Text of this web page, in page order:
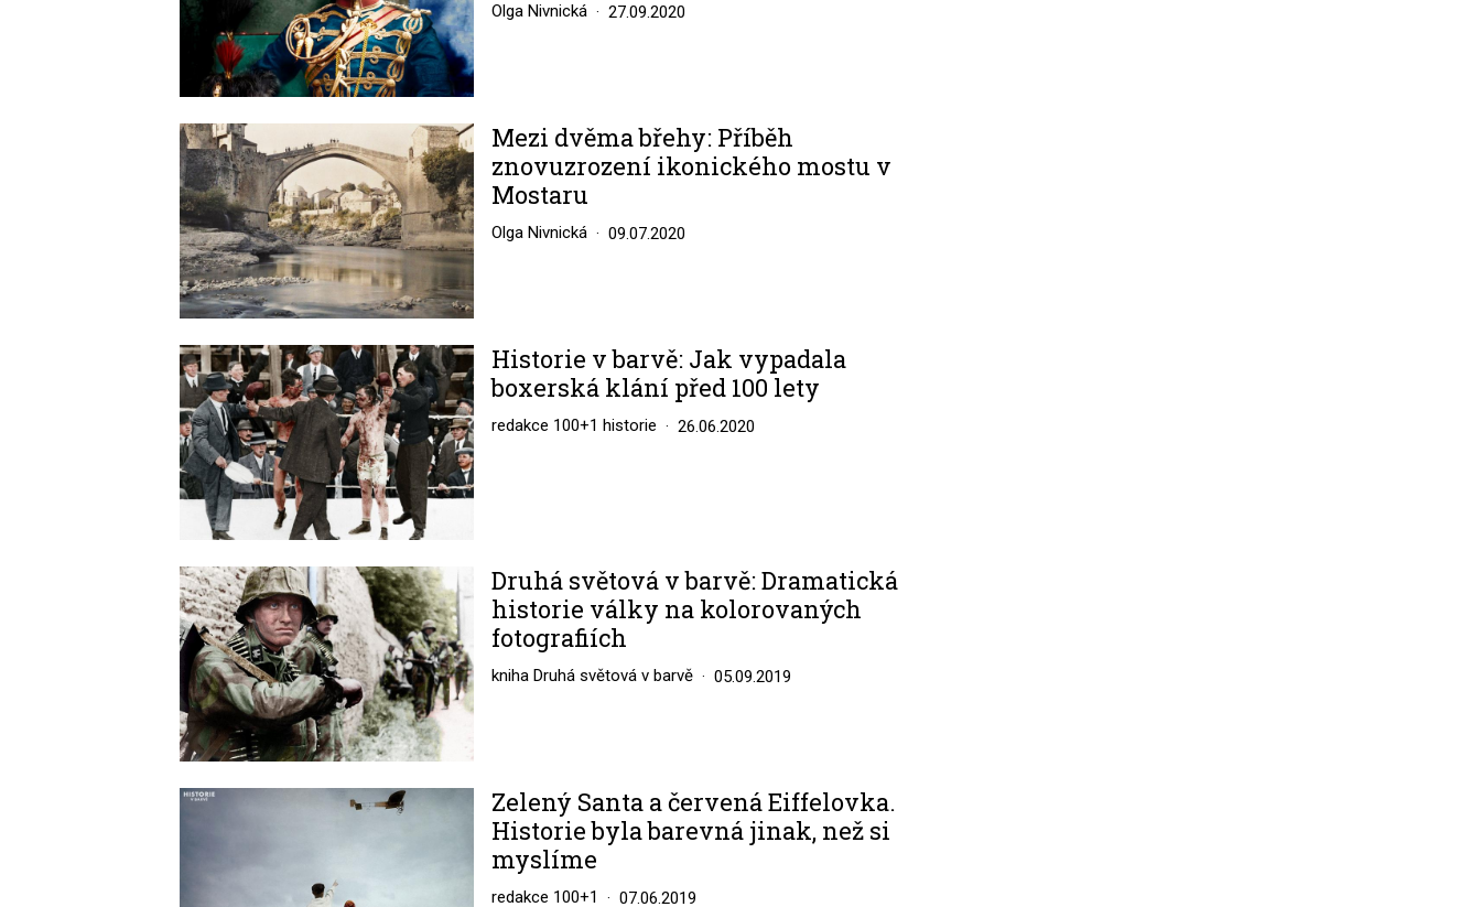
Olga Nivnická 27.09.2020
Image
Mezi dvěma břehy: Příběh
znovuzrození ikonického mostu v
Mostaru
Olga Nivnická 09.07.2020
Image
Historie v barvě: Jak vypadala
boxerská klání před 100 lety
redakce 100+1 historie 26.06.2020
Image
Druhá světová v barvě: Dramatická
historie války na kolorovaných
fotografiích
kniha Druhá světová v barvě 05.09.2019
Image
Zelený Santa a červená Eiffelovka.
Historie byla barevná jinak, než si
myslíme
redakce 100+1 07.06.2019